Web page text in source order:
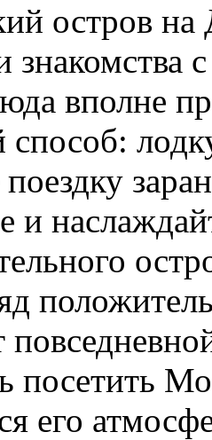
остров
знакомства
вполне
и
посетить
его